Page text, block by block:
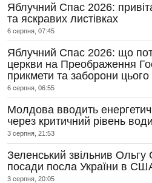
Яблучний Спас 2026:
та яскравих листівках
6 серпня, 07:45
Яблучний Спас 2026: що
церкви на Преображення
прикмети та заборони
6 серпня, 06:55
Молдова вводить
через критичний рівень
3 серпня, 21:53
Зеленський звільнив
посади посла України в
3 серпня, 20:05